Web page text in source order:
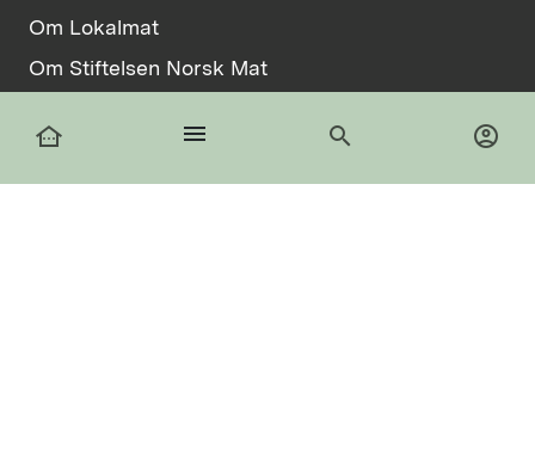
other_houses menu search account_circle
Om Lokalmat
Om Stiftelsen Norsk Mat
Informasjonskapsler
facebook